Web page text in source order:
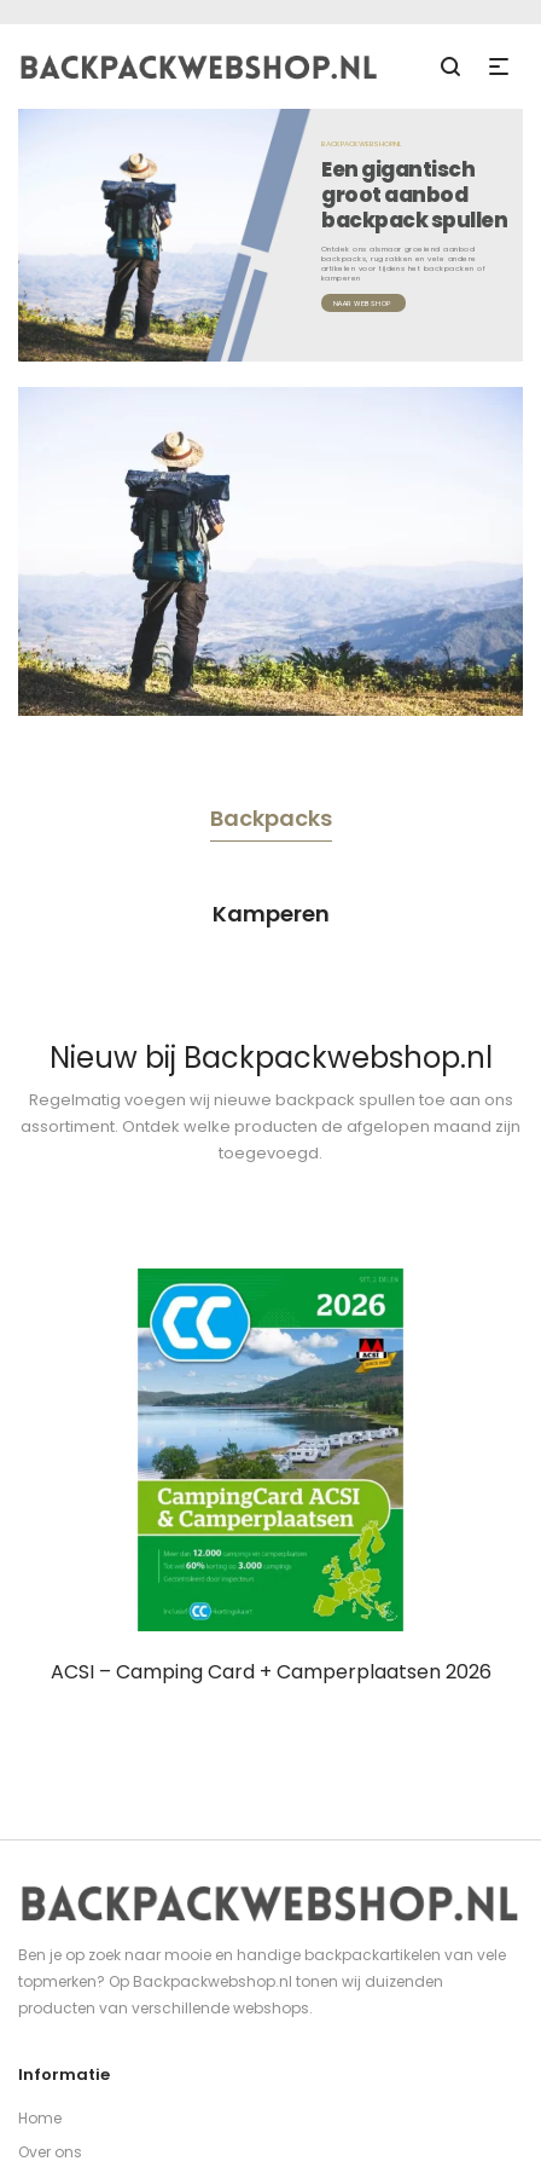
BACKPACKWEBSHOP.NL
Een gigantisch
groot aanbod
backpack spullen
Ontdek ons alsmaar groeiend aanbod
backpacks, rugzakken en vele andere
artikelen voor tijdens het backpacken of
kamperen
NAAR WEBSHOP
Backpacks
Kamperen
Nieuw bij Backpackwebshop.nl
Regelmatig voegen wij nieuwe backpack spullen toe aan ons
assortiment. Ontdek welke producten de afgelopen maand zijn
toegevoegd.
ACSI – Camping Card + Camperplaatsen 2026
Ben je op zoek naar mooie en handige backpackartikelen van vele
topmerken? Op Backpackwebshop.nl tonen wij duizenden
producten van verschillende webshops.
Informatie
Home
Over ons